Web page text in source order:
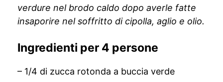
verdure nel brodo caldo dopo averle fatte
insaporire nel soffritto di cipolla, aglio e olio.
Ingredienti per 4 persone
– 1/4 di zucca rotonda a buccia verde